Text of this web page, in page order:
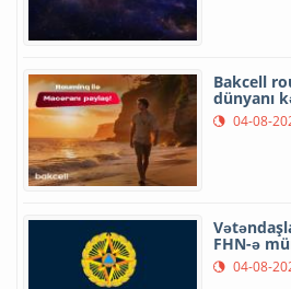
Bakcell
dünyanı
04-08-
FHN-ə
04-08-